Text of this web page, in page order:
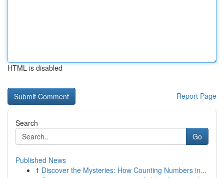
HTML is disabled
Report Page
Search
Go
Published News
1 Discover the Mysteries: How Counting Numbers in...